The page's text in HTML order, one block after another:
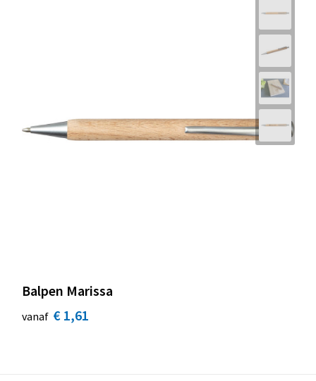
Balpen Marissa
vanaf € 1,61